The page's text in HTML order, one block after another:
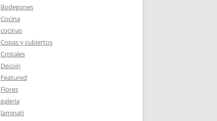
Bodegones
Cocina
cocinas
Copas y cubiertos
Cristales
Decoin
Featured
Flores
galeria
laminati